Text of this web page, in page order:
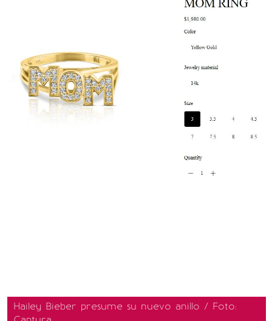
Hailey Bieber presume su nuevo anillo / Foto: